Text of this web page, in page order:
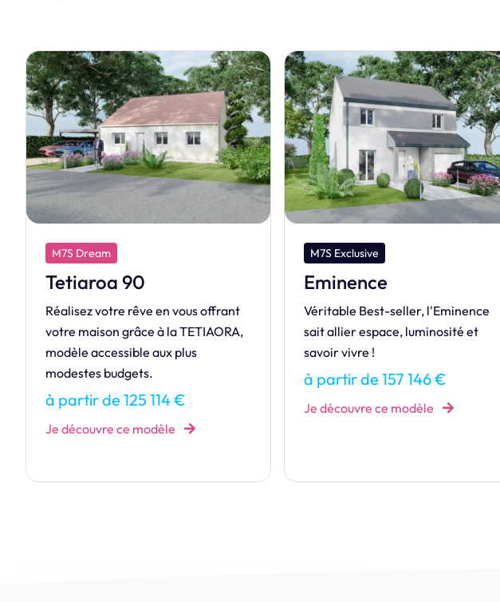
M7S Exclusive
Eminence
Véritable Best-seller, l'Eminence
sait allier espace, luminosité et
savoir vivre !
à partir de 157 146 €
Je découvre ce modèle
M7S Dream
Huahine 80
Apprenez à découvrir l’étonnante
maison HUAHINE, modèle dédié aux
petits budgets.
à partir de 129 883 €
Je découvre ce modèle